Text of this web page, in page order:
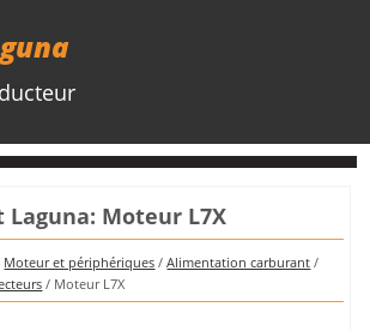
Laguna: Moteur L7X
Moteur et périphériques /Alimentation carburant /
/ Moteur L7X